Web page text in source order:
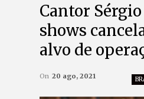
Cantor
shows
alvo de
On 20 ago, 2021